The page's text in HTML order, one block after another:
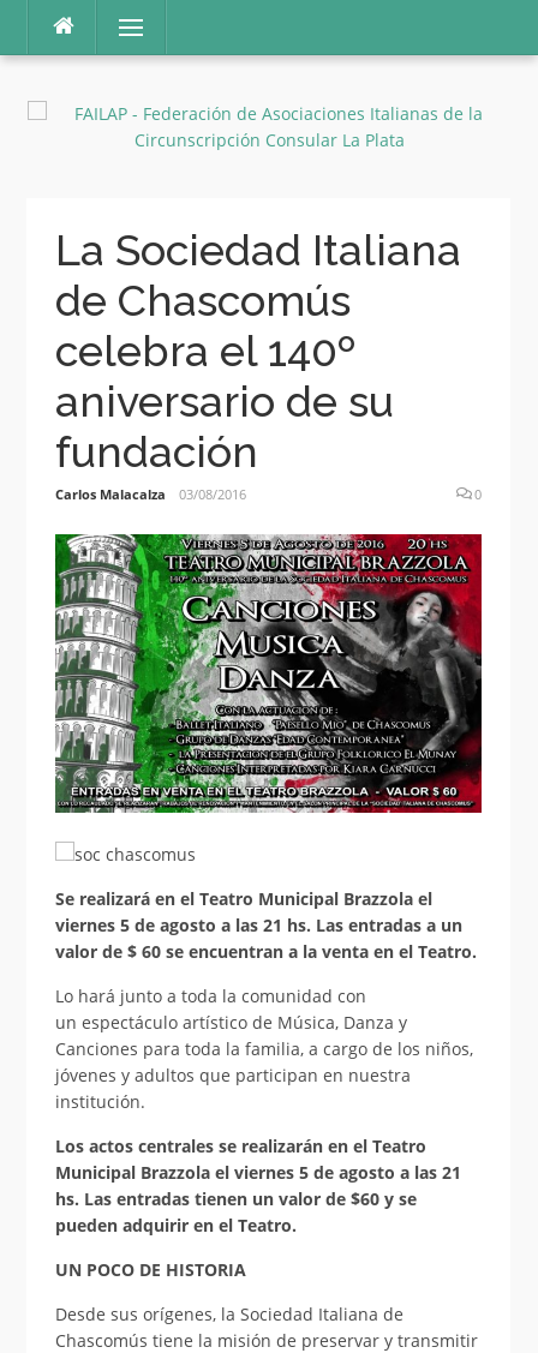
contenido
Menú
La Sociedad Italiana
de Chascomús
celebra el 140º
aniversario de su
fundación
Carlos Malacalza 03/08/2016 0
Se realizará en el Teatro Municipal Brazzola el
viernes 5 de agosto a las 21 hs. Las entradas a un
valor de $ 60 se encuentran a la venta en el Teatro.
Lo hará junto a toda la comunidad con
un espectáculo artístico de Música, Danza y
Canciones para toda la familia, a cargo de los niños,
jóvenes y adultos que participan en nuestra
institución.
Los actos centrales se realizarán en el Teatro
Municipal Brazzola el viernes 5 de agosto a las 21
hs. Las entradas tienen un valor de $60 y se
pueden adquirir en el Teatro.
UN POCO DE HISTORIA
Desde sus orígenes, la Sociedad Italiana de
Chascomús tiene la misión de preservar y transmitir